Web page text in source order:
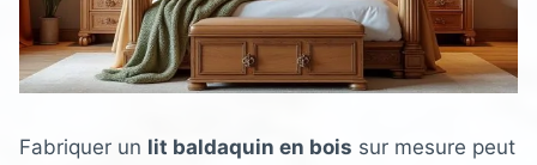
Fabriquer un lit baldaquin en bois sur mesure peut